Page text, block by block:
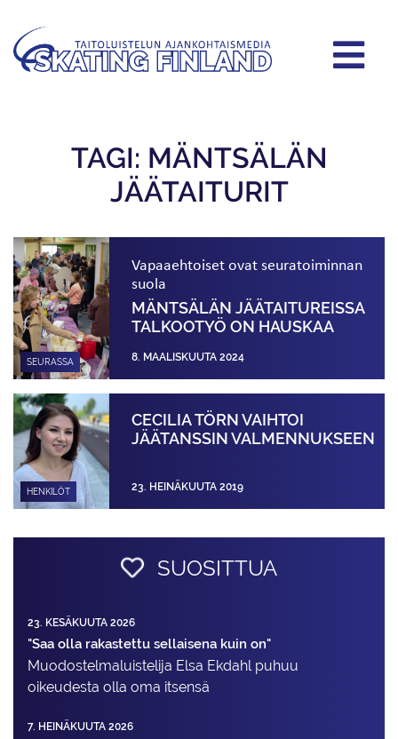
TAGI: MÄNTSÄLÄN
JÄÄTAITURIT
SEURASSA
Vapaaehtoiset ovat seuratoiminnan
suola
MÄNTSÄLÄN JÄÄTAITUREISSA
TALKOOTYÖ ON HAUSKAA
8. MAALISKUUTA 2024
HENKILÖT
CECILIA TÖRN VAIHTOI
JÄÄTANSSIN VALMENNUKSEEN
23. HEINÄKUUTA 2019
SUOSITTUA
23. KESÄKUUTA 2026
"Saa olla rakastettu sellaisena kuin on"
Muodostelma­luistelija Elsa Ekdahl puhuu
oikeudesta olla oma itsensä
7. HEINÄKUUTA 2026